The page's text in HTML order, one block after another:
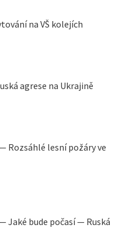
na VŠ kolejích
agrese na Ukrajině
Rozsáhlé lesní požáry ve
Jaké bude počasí — Ruská